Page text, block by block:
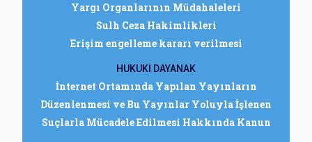
Yargı Organlarının Müdahaleleri
Sulh Ceza Hakimlikleri
Erişim engelleme kararı verilmesi
HUKUKİ DAYANAK
İnternet Ortamında Yapılan Yayınların
Düzenlenmesi ve Bu Yayınlar Yoluyla İşlenen
Suçlarla Mücadele Edilmesi Hakkında Kanun